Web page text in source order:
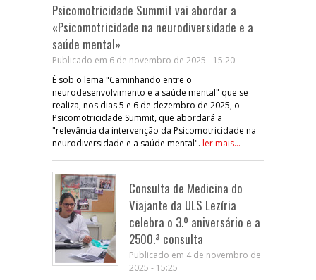
Psicomotricidade Summit vai abordar a
«Psicomotricidade na neurodiversidade e a
saúde mental»
Publicado em 6 de novembro de 2025 - 15:20
É sob o lema "Caminhando entre o
neurodesenvolvimento e a saúde mental" que se
realiza, nos dias 5 e 6 de dezembro de 2025, o
Psicomotricidade Summit, que abordará a
"relevância da intervenção da Psicomotricidade na
neurodiversidade e a saúde mental". ler mais...
Consulta de Medicina do
Viajante da ULS Lezíria
celebra o 3.º aniversário e a
2500.ª consulta
Publicado em 4 de novembro de
2025 - 15:25